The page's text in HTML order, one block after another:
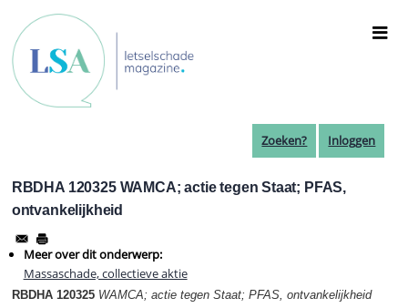
naar
de
inhoud
gaan
Zoeken? Inloggen
RBDHA 120325 WAMCA; actie tegen Staat; PFAS,
ontvankelijkheid
Meer over dit onderwerp:
Massaschade, collectieve aktie
RBDHA 120325 WAMCA; actie tegen Staat; PFAS, ontvankelijkheid